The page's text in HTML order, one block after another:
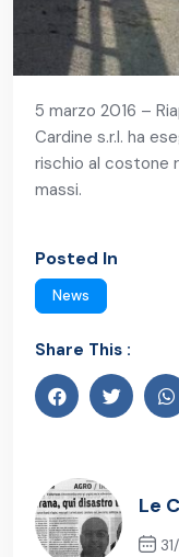
5 marzo 2016 –
Cardine s.r.l. ha
rischio al costone
massi.
Posted In
News
Share This :
Le